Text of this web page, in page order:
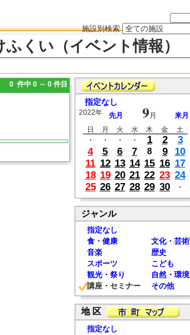
施設別検索
ふくい（イベント情報）
0 件中 0 ～ 0 件目
指定なし
2022年 先月 9月
来月
日
月 火 水 木 金
土
・
・ ・ ・ 1 2
3
4
5 6 7 8 9
10
11 12 13 14 15 16 17
18 19 20 21 22 23 24
25 26 27 28 29 30 ・
ジャンル
指定なし
食・健康
文化・芸術
音楽
歴史
スポーツ
こども
観光・祭り
自然・環境
講座・セミナー
その他
地 区
指定なし